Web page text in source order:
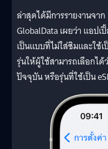
ล่าสุดได้มีการรายงานจา
GlobalData เผยว่า แอปเ
เป็นแบบที่ไม่ใส่ซิมและใช้
รุ่นให้ผู้ใช้สามารถเลือกไ
ปัจจุบัน หรือรุ่นที่ใช้เป็น